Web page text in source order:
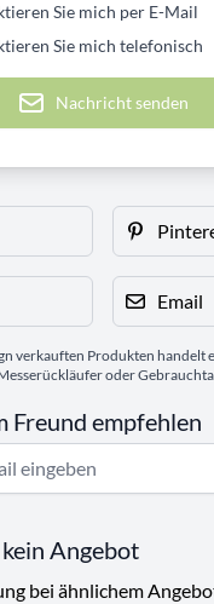
Sie mich per E-Mail
Sie mich telefonisch
Nachricht senden
Email
verkauften Produkten handelt
oder
Freund empfehlen
Angebot
bei ähnlichem